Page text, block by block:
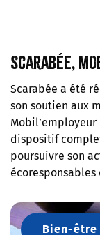
Scarabée,
Scarabée a été
son soutien aux
Mobil’employeur
dispositif
poursuivre son
écoresponsables
Bien-être